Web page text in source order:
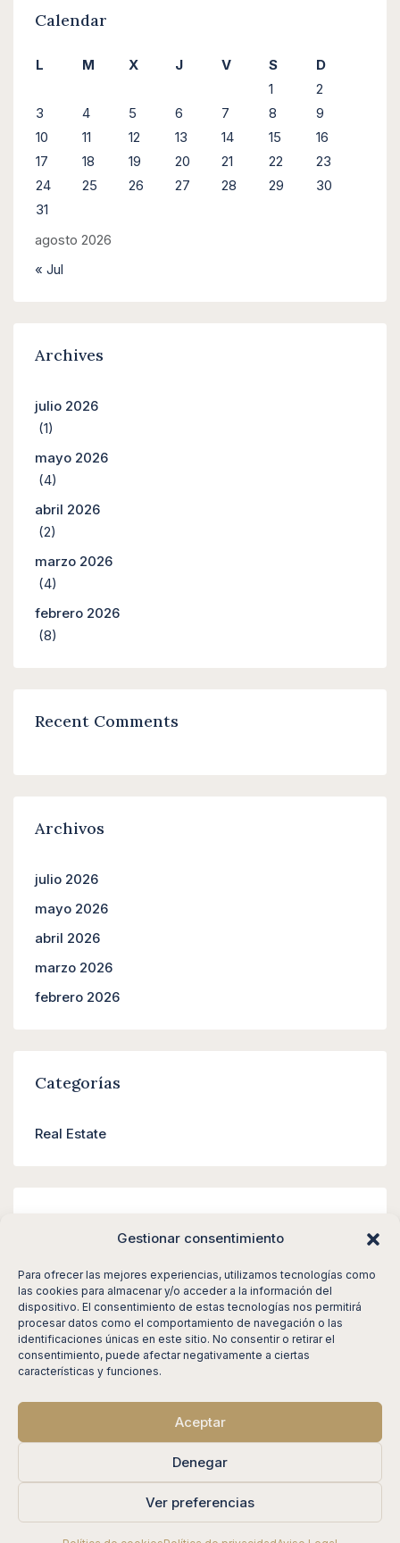
Gestionar consentimiento
Para ofrecer las mejores experiencias, utilizamos tecnologías como
las cookies para almacenar y/o acceder a la información del
dispositivo. El consentimiento de estas tecnologías nos permitirá
procesar datos como el comportamiento de navegación o las
identificaciones únicas en este sitio. No consentir o retirar el
consentimiento, puede afectar negativamente a ciertas
características y funciones.
Aceptar
Denegar
Ver preferencias
Calendar
agosto 2026
L M X J V S
D
1
2
3
4 5 6 7 8
9
10
11 12 13 14 15
16
17
18 19 20 21 22
23
24
25 26 27 28 29
30
31
« Jul
Archives
julio 2026
(1)
mayo 2026
(4)
abril 2026
(2)
marzo 2026
(4)
febrero 2026
(8)
Recent Comments
Archivos
julio 2026
mayo 2026
abril 2026
marzo 2026
febrero 2026
Categorías
Real Estate
Acceder
Feed de entradas
Feed de comentarios
WordPress.org
© DRD Properties - All rights reserved